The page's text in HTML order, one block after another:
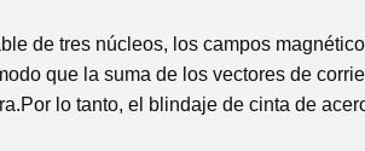
de tres núcleos, los campos
que la suma de los vectores de
lo tanto, el blindaje de cinta de